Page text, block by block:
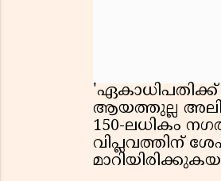
ആയത്തുല്ല അലി
150-ലധികം
വിപ്ലവത്തിന്